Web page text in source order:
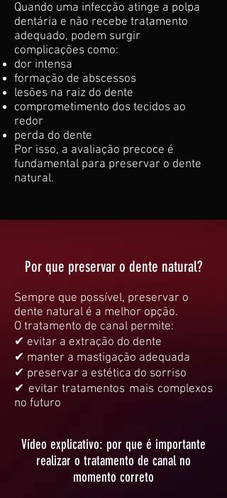
Quando uma infecção atinge a polpa
dentária e não recebe tratamento
adequado, podem surgir
complicações como:
dor intensa
formação de abscessos
lesões na raiz do dente
comprometimento dos tecidos ao
redor
perda do dente
Por isso, a avaliação precoce é
fundamental para preservar o dente
natural.
Por que preservar o dente natural?
Sempre que possível, preservar o
dente natural é a melhor opção.
O tratamento de canal permite:
✔ evitar a extração do dente
✔ manter a mastigação adequada
✔ preservar a estética do sorriso
✔ evitar tratamentos mais complexos
no futuro
Vídeo explicativo: por que é importante
realizar o tratamento de canal no
momento correto